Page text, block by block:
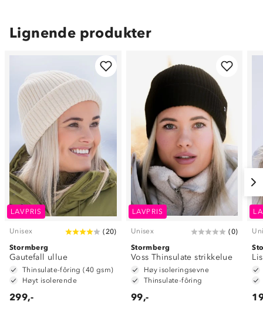
Lignende produkter
LAVPRIS
Unisex ( 20)
Stormberg
Gautefall ullue
Thinsulate-fôring (40 gsm)
Høyt isolerende
299,-
LAVPRIS
Unisex (0)
Stormberg
Voss Thinsulate strikkelue
Høy isoleringsevne
Thinsulate-fôring
99,-